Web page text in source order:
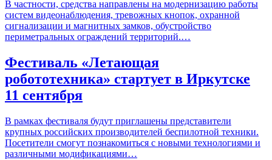
В частности, средства направлены на модернизацию работы
систем видеонаблюдения, тревожных кнопок, охранной
сигнализации и магнитных замков, обустройство
периметральных ограждений территорий.…
Фестиваль «Летающая
робототехника» стартует в Иркутске
11 сентября
В рамках фестиваля будут приглашены представители
крупных российских производителей беспилотной техники.
Посетители смогут познакомиться с новыми технологиями и
различными модификациями…